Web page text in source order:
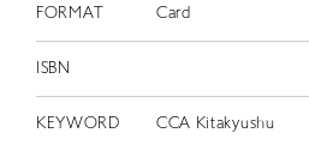
FORMAT Card
ISBN
KEYWORD CCA Kitakyushu